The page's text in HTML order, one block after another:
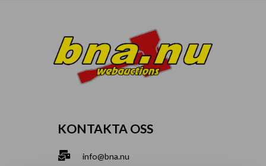
KONTAKTA OSS
info@bna.nu